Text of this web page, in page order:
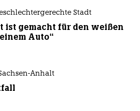
Stadt
ist gemacht für den weißen
Auto“
Anhalt